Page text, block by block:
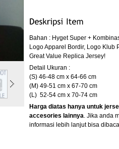
Bahan : Hyget Super +
Logo Apparel Bordir, Logo Klub
Great Value Replica Jersey!
Detail Ukuran :
(S) 46-48 cm x 64-66 cm
(M) 49-51 cm x 67-70 cm
(L) 52-54 cm x 70-74 cm
Harga diatas hanya untuk
accesories lainnya . Jika anda
informasi lebih lanjut bisa